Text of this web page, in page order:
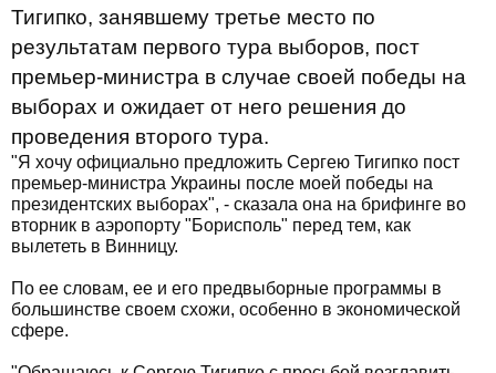
Тигипко, занявшему третье место по
результатам первого тура выборов, пост
премьер-министра в случае своей победы на
выборах и ожидает от него решения до
проведения второго тура.
"Я хочу официально предложить Сергею Тигипко пост
премьер-министра Украины после моей победы на
президентских выборах", - сказала она на брифинге во
вторник в аэропорту "Борисполь" перед тем, как
вылететь в Винницу.
По ее словам, ее и его предвыборные программы в
большинстве своем схожи, особенно в экономической
сфере.